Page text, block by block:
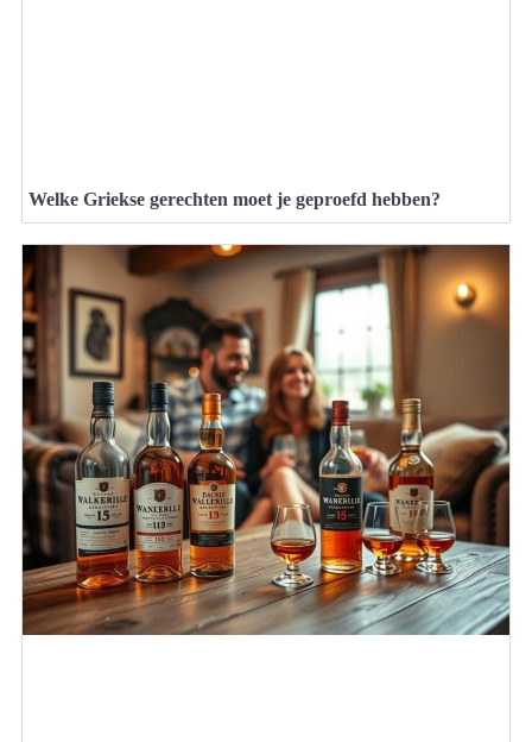
Welke Griekse gerechten moet je geproefd hebben?